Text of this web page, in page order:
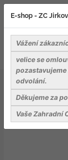
Delikatesy
E-shop - ZC Jirkov
Vážení
velice se
odvolání.
Děkujeme za
Vaše Zahradní